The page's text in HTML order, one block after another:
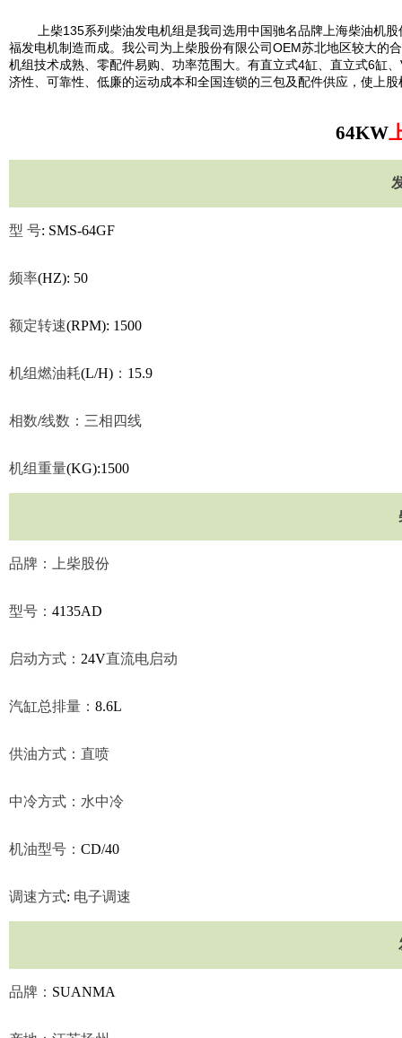
上柴135系列柴油发电机组是我司选用中国驰名品牌上海柴油机
福发电机制造而成。我公司为上柴股份有限公司OEM苏北地区较大的
机组技术成熟、零配件易购、功率范围大。有直立式4缸、直立式6缸、
济性、可靠性、低廉的运动成本和全国连锁的三包及配件供应，使上
64KW
型 号: SMS-64GF
频率(HZ): 50
额定转速(RPM): 1500
机组燃油耗(L/H) ： 15.9
相数/线数：三相四线
机组重量(KG):1500
品牌：上柴股份
型号： 4135AD
启动方式： 24V直流电启动
汽缸总排量： 8.6L
供油方式：直喷
中冷方式：水中冷
机油型号： CD/40
调速方式: 电子调速
品牌： SUANMA